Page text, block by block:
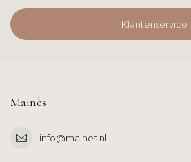
Klantenservice
Mainès
info@maines.nl